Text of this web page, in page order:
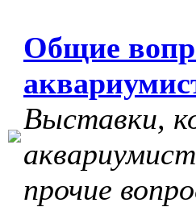
Общие
Выставки,
прочие